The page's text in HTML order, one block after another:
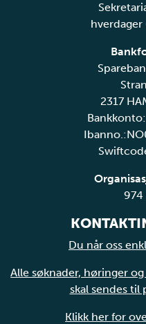
2317
974
Du når oss
Alle søknader, høringer
skal sendes til
Klikk her for